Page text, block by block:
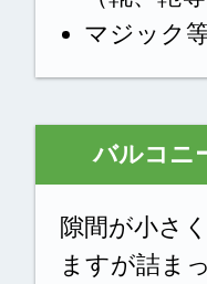
マジック
バルコニ
隙間が小さ
ますが詰ま